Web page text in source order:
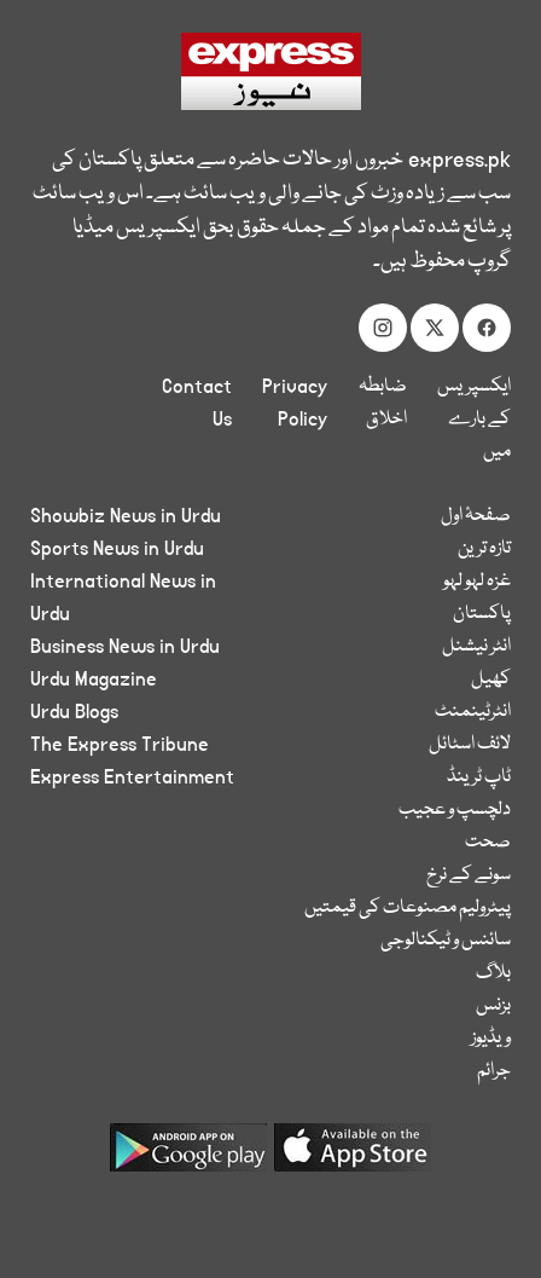
express.pkخبروں اور حالات حاضرہ سے متعلق پاکستان کی
سب سے زیادہ وزٹ کی جانے والی ویب سائٹ ہے۔ اس ویب سائٹ
پر شائع شدہ تمام مواد کے جملہ حقوق بحق ایکسپریس میڈیا
گروپ محفوظ ہیں۔
ایکسپریس
کے بارے
میں
ضابطہ
اخلاق
Privacy
Policy
Contact
Us
صفحۂ اول
تازہ ترین
غزہ لہو لہو
پاکستان
انٹر نیشنل
کھیل
انٹرٹینمنٹ
لائف اسٹائل
ٹاپ ٹرینڈ
دلچسپ و عجیب
صحت
سونے کے نرخ
پیٹرولیم مصنوعات کی قیمتیں
سائنس و ٹیکنالوجی
بلاگ
بزنس
ویڈیوز
جرائم
Showbiz News in Urdu
Sports News in Urdu
International News in
Urdu
Business News in Urdu
Urdu Magazine
Urdu Blogs
The Express Tribune
Express Entertainment